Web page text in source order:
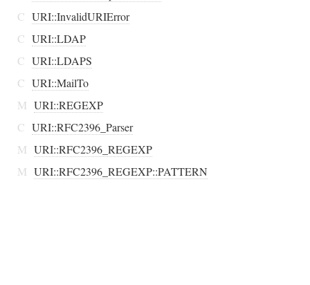
C URI::InvalidURIError
C URI::LDAP
C URI::LDAPS
C URI::MailTo
M URI::REGEXP
C URI::RFC2396_Parser
M URI::RFC2396_REGEXP
M URI::RFC2396_REGEXP::PATTERN